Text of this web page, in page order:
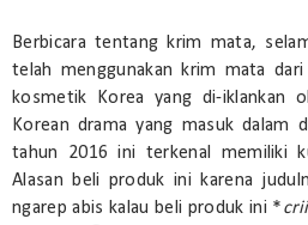
Berbicara tentang krim mata,
telah menggunakan krim mata dari
kosmetik Korea yang di-iklankan
Korean drama yang masuk dalam
tahun 2016 ini terkenal memiliki
Alasan beli produk ini karena
ngarep abis kalau beli produk ini *